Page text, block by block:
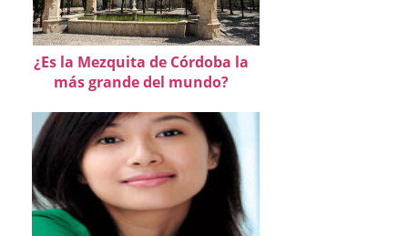
¿Es la Mezquita de Córdoba la
más grande del mundo?